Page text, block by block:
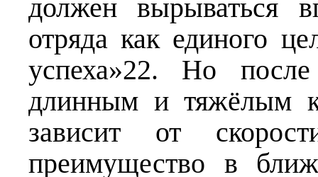
должен вырываться
отряда как единого
успеха»22. Но
длинным и тяжёлым
зависит от
преимущество в